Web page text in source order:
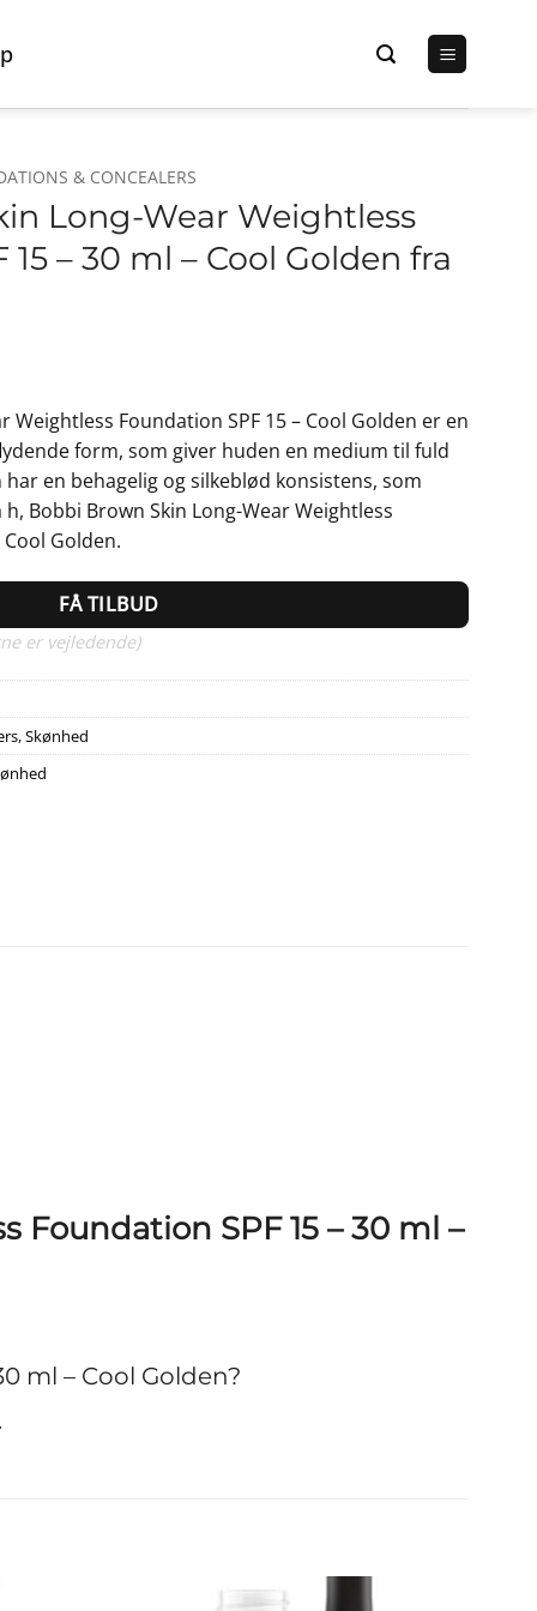
& CONCEALERS
Long-Wear Weightless
– 30 ml – Cool Golden fra
Weightless Foundation SPF 15 – Cool Golden er en
form, som giver huden en medium til fuld
en behagelig og silkeblød konsistens, som
Bobbi Brown Skin Long-Wear Weightless
Cool Golden.
FÅ TILBUD
er vejledende)
,Skønhed
SPF 15 – 30 ml –
ml – Cool Golden?